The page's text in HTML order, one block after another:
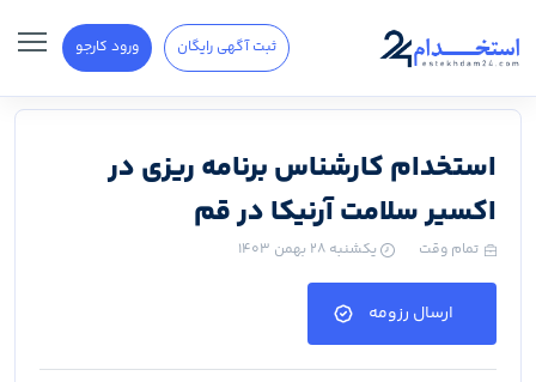
ثبت آگهی رایگان ورود کارجو
استخدام کارشناس برنامه ریزی در
اکسیر سلامت آرنیکا در قم
تمام وقت یکشنبه ۲۸ بهمن ۱۴۰۳
ارسال رزومه